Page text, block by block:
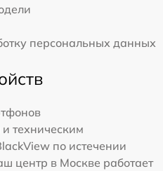
персональных данных
техническим
по истечении
центр в Москве работает